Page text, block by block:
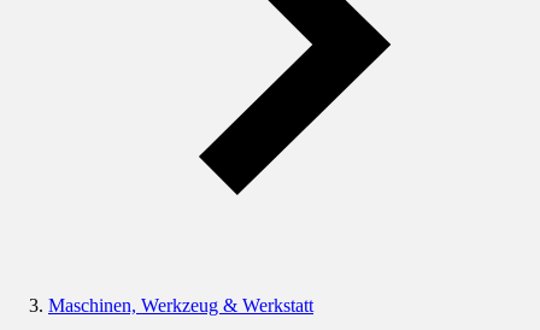
Maschinen, Werkzeug & Werkstatt